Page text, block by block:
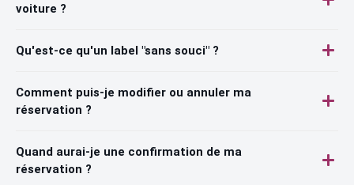
voiture ?
Qu'est-ce qu'un label "sans souci" ?
Comment puis-je modifier ou annuler ma
réservation ?
Quand aurai-je une confirmation de ma
réservation ?